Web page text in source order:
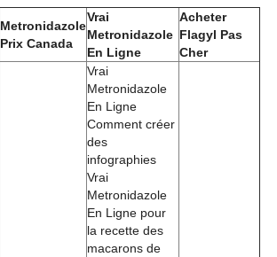
Metronidazole
Prix Canada
Vrai
Metronidazole
En Ligne
Acheter
Flagyl Pas
Cher
Vrai
Metronidazole
En Ligne
Comment créer
des
infographies
Vrai
Metronidazole
En Ligne pour
la recette des
macarons de